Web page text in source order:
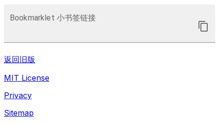
Bookmarklet 小书签链接
返回旧版
MIT License
Privacy
Sitemap